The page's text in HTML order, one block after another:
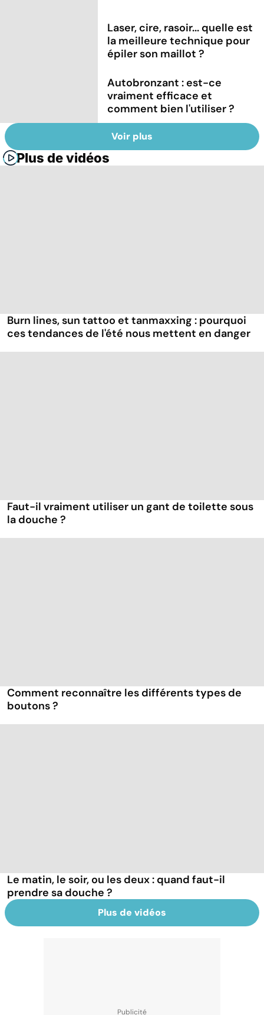
Laser, cire, rasoir... quelle est
la meilleure technique pour
épiler son maillot ?
Autobronzant : est-ce
vraiment efficace et
comment bien l'utiliser ?
Voir plus
Plus de vidéos
Burn lines, sun tattoo et tanmaxxing : pourquoi
ces tendances de l'été nous mettent en danger
Faut-il vraiment utiliser un gant de toilette sous
la douche ?
Comment reconnaître les différents types de
boutons ?
Le matin, le soir, ou les deux : quand faut-il
prendre sa douche ?
Plus de vidéos